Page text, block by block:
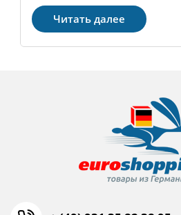
Читать далее